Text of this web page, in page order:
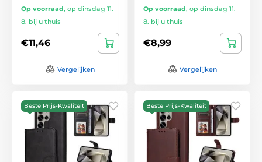
Op voorraad, op dinsdag 11.
8. bij u thuis
€11,46
Vergelijken
Op voorraad, op dinsdag 11.
8. bij u thuis
€8,99
Vergelijken
Beste Prijs-Kwaliteit Beste Prijs-Kwaliteit